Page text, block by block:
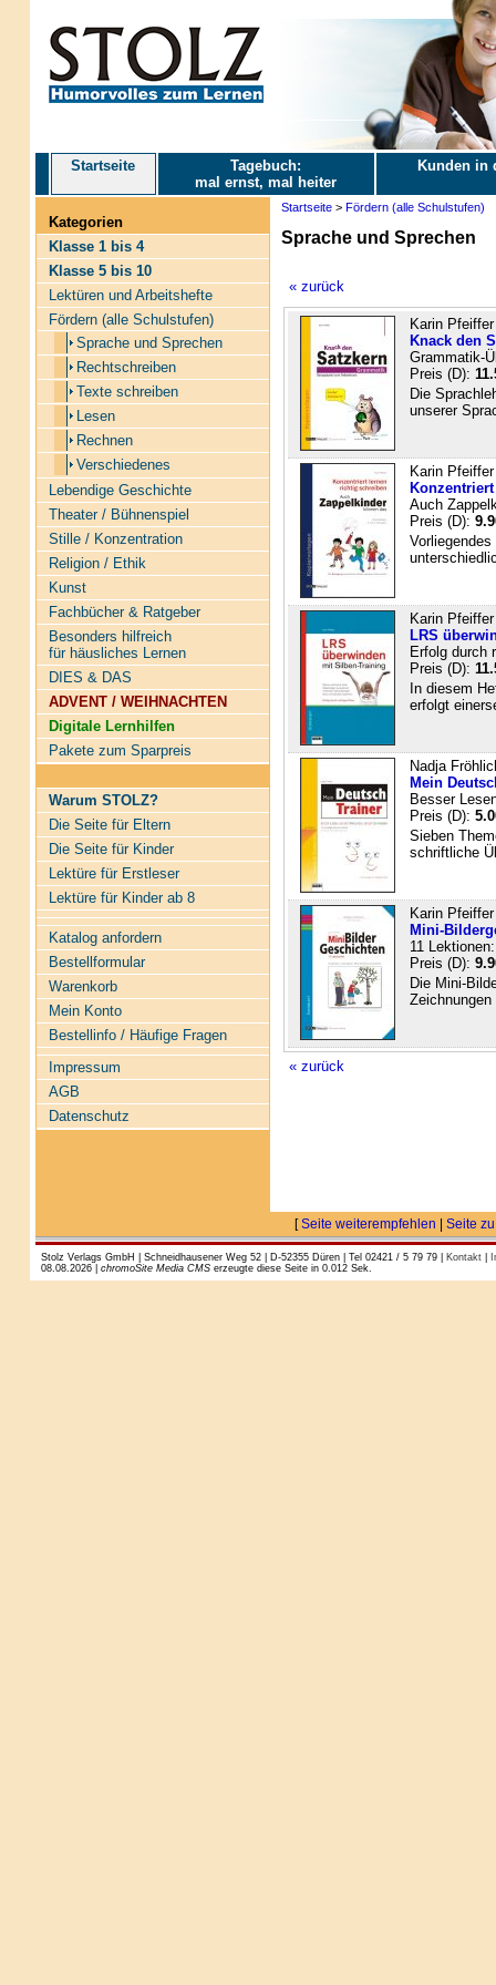
Startseite
Tagebuch:
mal ernst, mal heiter
Kunden in
Kategorien
Klasse 1 bis 4
Klasse 5 bis 10
Lektüren und Arbeitshefte
Fördern (alle Schulstufen)
Sprache und Sprechen
Rechtschreiben
Texte schreiben
Lesen
Rechnen
Verschiedenes
Lebendige Geschichte
Theater / Bühnenspiel
Stille / Konzentration
Religion / Ethik
Kunst
Fachbücher & Ratgeber
Besonders hilfreich
für häusliches Lernen
DIES & DAS
ADVENT / WEIHNACHTEN
Digitale Lernhilfen
Pakete zum Sparpreis
Warum STOLZ?
Die Seite für Eltern
Die Seite für Kinder
Lektüre für Erstleser
Lektüre für Kinder ab 8
Katalog anfordern
Bestellformular
Warenkorb
Mein Konto
Bestellinfo / Häufige Fragen
Impressum
AGB
Datenschutz
Startseite> Fördern (alle Schulstufen)
Sprache und Sprechen
« zurück
Karin Pfeiffer
Knack den
Grammatik-
Preis (D):
Die
unserer
Karin Pfeiffer
Auch
Preis (D):
Karin Pfeiffer
LRS
Erfolg durch
Preis (D):
In diesem
erfolgt
Nadja
Mein
Besser
Preis (D):
Sieben
schriftliche
Karin Pfeiffer
Mini-
11
Preis (D):
Die Mini-
« zurück
[Seite weiterempfehlen Seite
Stolz Verlags GmbH | Schneidhausener Weg 52 | D-52355 Düren | Tel 02421 / 5 79 79 | Kontakt|
08.08.2026 | chromoSite Media CMSerzeugte diese Seite in 0.012 Sek.